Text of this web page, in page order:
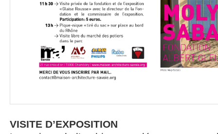
VISITE D’EXPOSITION